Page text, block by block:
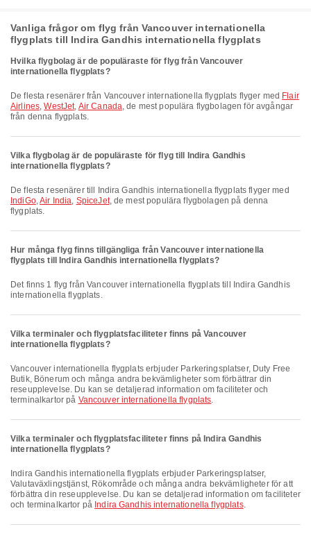
Vanliga frågor om flyg från Vancouver internationella
flygplats till Indira Gandhis internationella flygplats
Hvilka flygbolag är de populäraste för flyg från Vancouver
internationella flygplats?
De flesta resenärer från Vancouver internationella flygplats flyger med Flair
Airlines,WestJet, Air Canada, de mest populära flygbolagen för avgångar
från denna flygplats.
Vilka flygbolag är de populäraste för flyg till Indira Gandhis
internationella flygplats?
De flesta resenärer till Indira Gandhis internationella flygplats flyger med
IndiGo,Air India, SpiceJet, de mest populära flygbolagen på denna
flygplats.
Hur många flyg finns tillgängliga från Vancouver internationella
flygplats till Indira Gandhis internationella flygplats?
Det finns 1 flyg från Vancouver internationella flygplats till Indira Gandhis
internationella flygplats.
Vilka terminaler och flygplatsfaciliteter finns på Vancouver
internationella flygplats?
Vancouver internationella flygplats erbjuder Parkeringsplatser, Duty Free
Butik, Bönerum och många andra bekvämligheter som förbättrar din
reseupplevelse. Du kan se detaljerad information om faciliteter och
terminalkartor på Vancouver internationella flygplats.
Vilka terminaler och flygplatsfaciliteter finns på Indira Gandhis
internationella flygplats?
Indira Gandhis internationella flygplats erbjuder Parkeringsplatser,
Valutaväxlingstjänst, Rökområde och många andra bekvämligheter för att
förbättra din reseupplevelse. Du kan se detaljerad information om faciliteter
och terminalkartor på Indira Gandhis internationella flygplats.